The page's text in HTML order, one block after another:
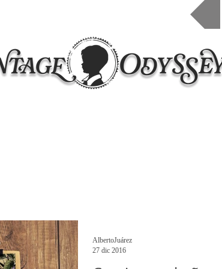
AlbertoJuárez
27 dic 2016